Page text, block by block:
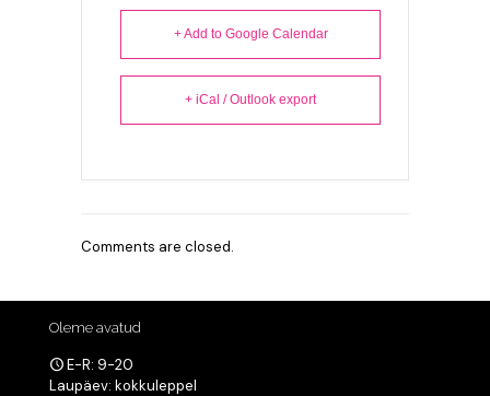
+ Add to Google Calendar
+ iCal / Outlook export
Comments are closed.
Oleme avatud
E-R: 9-20
Laupäev: kokkuleppel